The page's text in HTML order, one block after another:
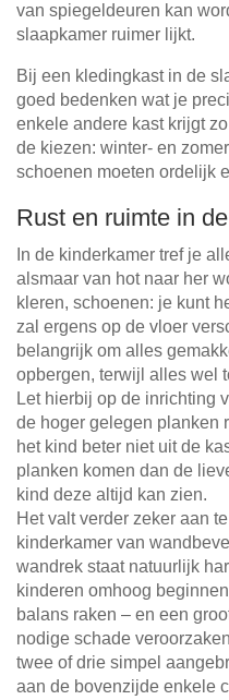
van spiegeldeuren kan
slaapkamer ruimer lijkt.
Bij een kledingkast in de
goed bedenken wat je
enkele andere kast krijgt
de kiezen: winter- en
schoenen moeten ordelijk
Rust en ruimte in
In de kinderkamer tref je
alsmaar van hot naar her
kleren, schoenen: je kunt
zal ergens op de vloer
belangrijk om alles
opbergen, terwijl alles wel
Let hierbij op de inrichting
de hoger gelegen planken
het kind beter niet uit de
planken komen dan de
kind deze altijd kan zien.
Het valt verder zeker aan
kinderkamer van
wandrek staat natuurlijk
kinderen omhoog
balans raken – en een
nodige schade
twee of drie simpel
aan de bovenzijde enkele